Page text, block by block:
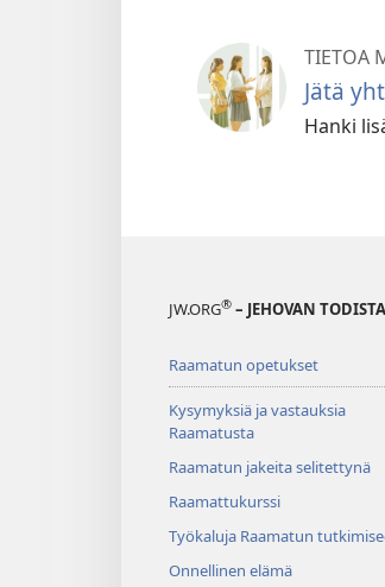
TIETOA
Jätä
Hanki
JW.ORG® – JEHOVAN
Raamatun opetukset
Kysymyksiä ja vastauksia
Raamatusta
Raamatun jakeita selitettynä
Raamattukurssi
Työkaluja Raamatun
Onnellinen elämä